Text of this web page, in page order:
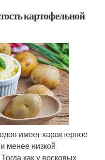
картофельной
имеет характерное
менее низкой
как у восковых